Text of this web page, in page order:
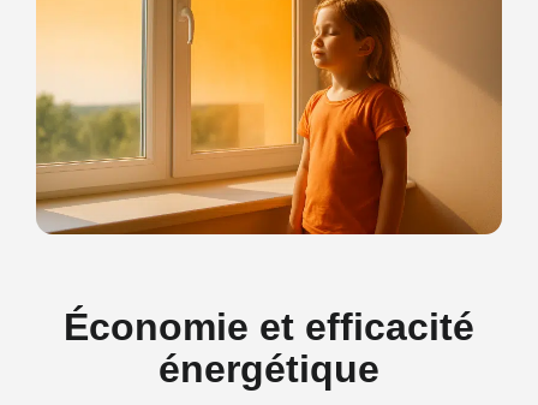
Économie et efficacité
énergétique